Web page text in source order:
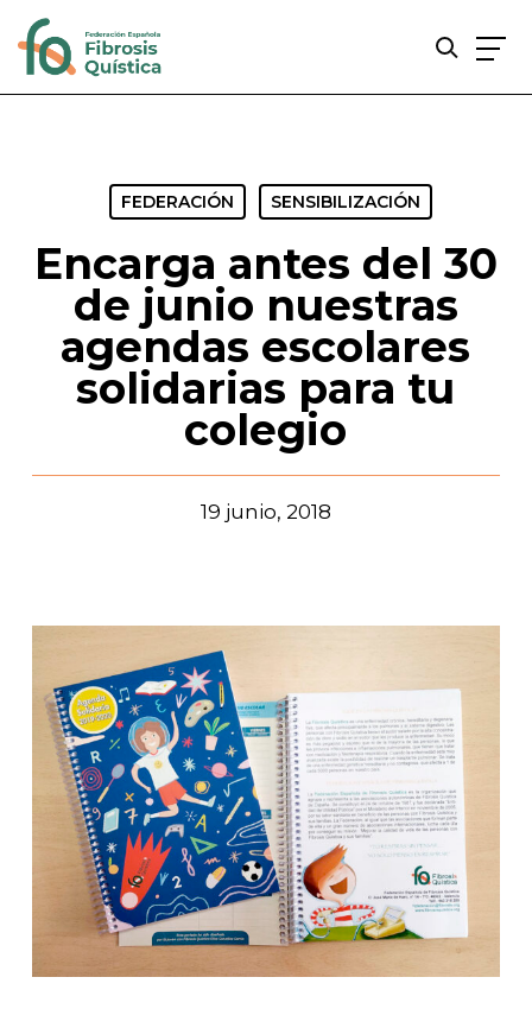
FEDERACIÓN SENSIBILIZACIÓN
Encarga antes del 30
de junio nuestras
agendas escolares
solidarias para tu
colegio
19 junio, 2018